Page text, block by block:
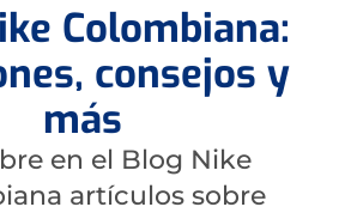
Colombiana:
consejos y
más
en el Blog Nike
artículos sobre